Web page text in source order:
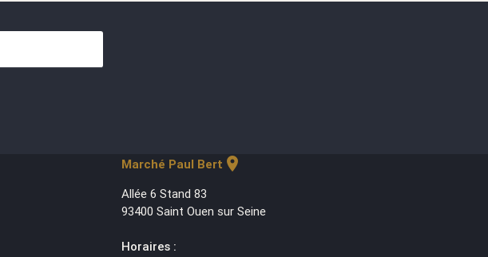
Marché Paul Bert location_on
Allée 6 Stand 83
93400 Saint Ouen sur Seine
Horaires :